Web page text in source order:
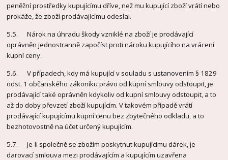
peněžní prostředky kupujícímu dříve, než mu kupující zboží vrátí nebo
prokáže, že zboží prodávajícímu odeslal.
5.5. Nárok na úhradu škody vzniklé na zboží je prodávající
oprávněn jednostranně započíst proti nároku kupujícího na vrácení
kupní ceny.
5.6. V případech, kdy má kupující v souladu s ustanovením § 1829
odst. 1 občanského zákoníku právo od kupní smlouvy odstoupit, je
prodávající také oprávněn kdykoliv od kupní smlouvy odstoupit, a to
až do doby převzetí zboží kupujícím. V takovém případě vrátí
prodávající kupujícímu kupní cenu bez zbytečného odkladu, a to
bezhotovostně na účet určený kupujícím.
5.7. Je-li společně se zbožím poskytnut kupujícímu dárek, je
darovací smlouva mezi prodávajícím a kupujícím uzavřena